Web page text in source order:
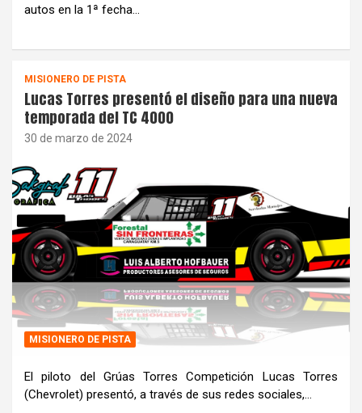
autos en la 1ª fecha…
MISIONERO DE PISTA
Lucas Torres presentó el diseño para una nueva
temporada del TC 4000
30 de marzo de 2024
MISIONERO DE PISTA
El piloto del Grúas Torres Competición Lucas Torres
(Chevrolet) presentó, a través de sus redes sociales,…